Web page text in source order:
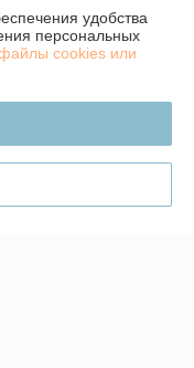
удобства
персональных
cookies или